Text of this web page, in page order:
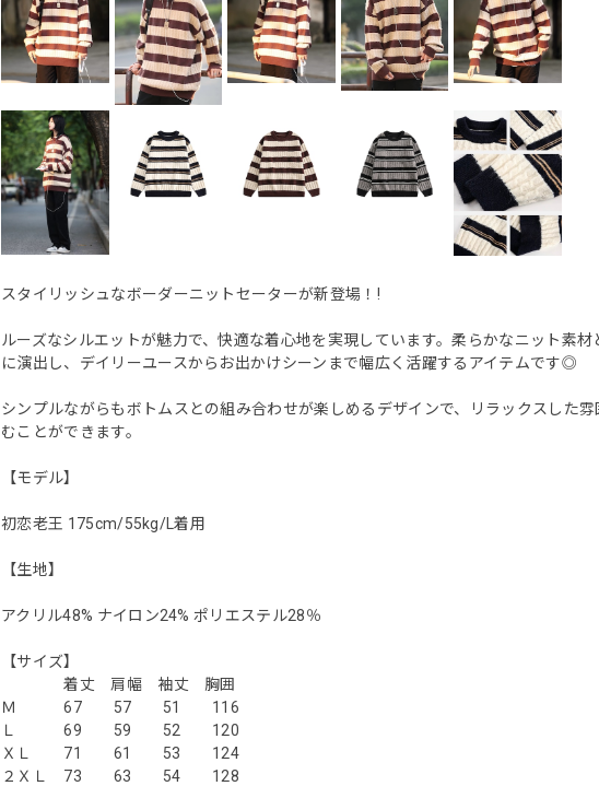
スタイリッシュなボーダーニットセーターが新登場！!
ルーズなシルエットが魅力で、快適な着心地を実現しています。柔らかなニット素
に演出し、デイリーユースからお出かけシーンまで幅広く活躍するアイテムです◎
シンプルながらもボトムスとの組み合わせが楽しめるデザインで、リラックスした
むことができます。
【モデル】
初恋老王 175cm/55kg/L着用
【生地】
アクリル48% ナイロン24% ポリエステル28％
【サイズ】
着丈 肩幅 袖丈 胸囲
Ｍ 67 57 51 116
Ｌ 69 59 52 120
ＸＬ 71 61 53 124
２ＸＬ 73 63 54 128